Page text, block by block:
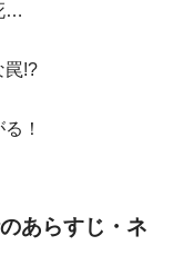
…
罠!?
！
あらすじ・ネ